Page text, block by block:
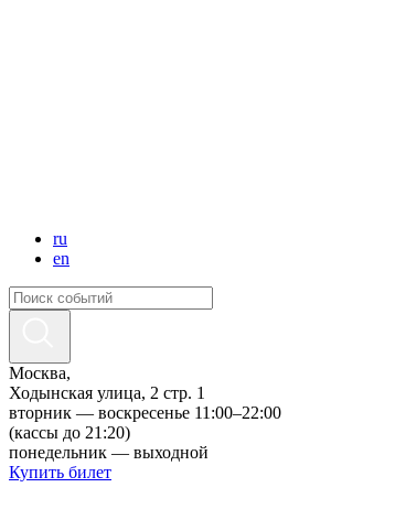
ru
en
Москва,
Ходынская улица, 2 стр. 1
вторник — воскресенье 11:00–22:00
(кассы до 21:20)
понедельник — выходной
Купить билет